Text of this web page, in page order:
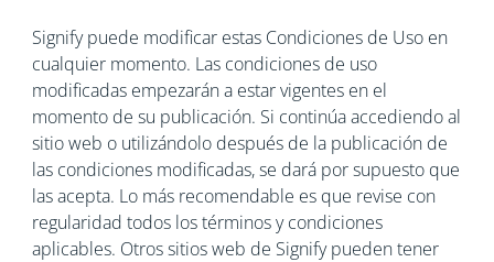
Signify puede modificar estas Condiciones de Uso en
cualquier momento. Las condiciones de uso
modificadas empezarán a estar vigentes en el
momento de su publicación. Si continúa accediendo al
sitio web o utilizándolo después de la publicación de
las condiciones modificadas, se dará por supuesto que
las acepta. Lo más recomendable es que revise con
regularidad todos los términos y condiciones
aplicables. Otros sitios web de Signify pueden tener